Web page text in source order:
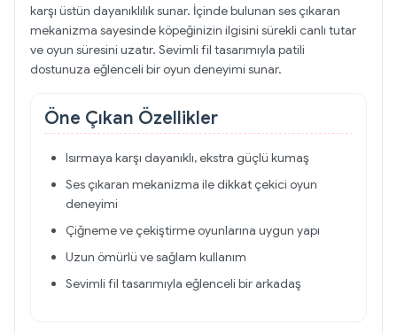
karşı üstün dayanıklılık sunar. İçinde bulunan ses çıkaran
mekanizma sayesinde köpeğinizin ilgisini sürekli canlı tutar
ve oyun süresini uzatır. Sevimli fil tasarımıyla patili
dostunuza eğlenceli bir oyun deneyimi sunar.
Öne Çıkan Özellikler
Isırmaya karşı dayanıklı, ekstra güçlü kumaş
Ses çıkaran mekanizma ile dikkat çekici oyun
deneyimi
Çiğneme ve çekiştirme oyunlarına uygun yapı
Uzun ömürlü ve sağlam kullanım
Sevimli fil tasarımıyla eğlenceli bir arkadaş